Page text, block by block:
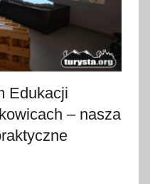
Edukacji
– nasza